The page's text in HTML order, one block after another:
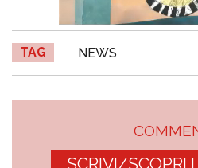
TAG NEWS
SCRIVI/SCOPRI